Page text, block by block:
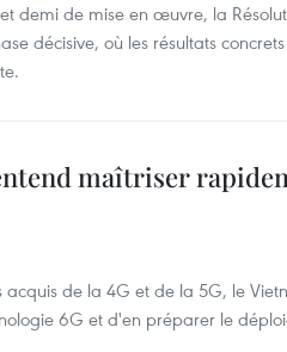
demi de mise en œuvre, la
décisive, où les résultats
maîtriser
acquis de la 4G et de la 5G, le
6G et d'en préparer le